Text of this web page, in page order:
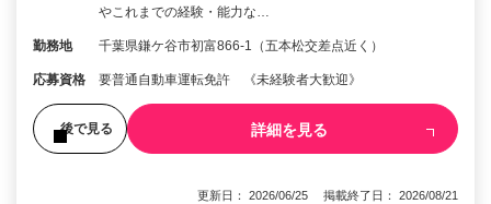
やこれまでの経験・能力な…
勤務地 千葉県鎌ケ谷市初富866-1（五本松交差点近く）
応募資格 要普通自動車運転免許 《未経験者大歓迎》
後で見る 詳細を見る
更新日： 2026/06/25 掲載終了日： 2026/08/21